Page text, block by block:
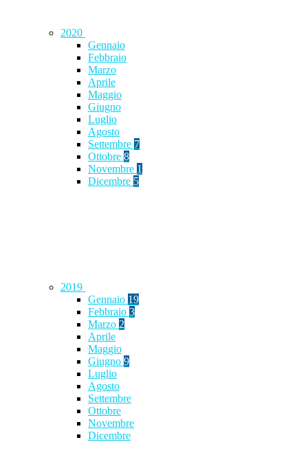
2020
Gennaio
Febbraio
Marzo
Aprile
Maggio
Giugno
Luglio
Agosto
Settembre 7
Ottobre 8
Novembre 1
Dicembre 5
2019
Gennaio 19
Febbraio 3
Marzo 2
Aprile
Maggio
Giugno 9
Luglio
Agosto
Settembre
Ottobre
Novembre
Dicembre